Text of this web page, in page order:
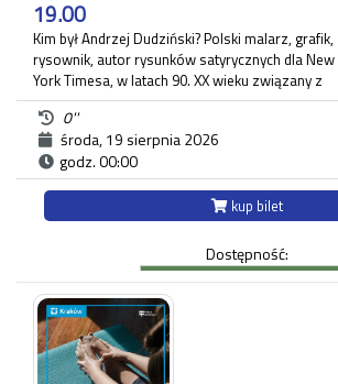
19.00
Kim był Andrzej Dudziński? Polski malarz, grafik,
rysownik, autor rysunków satyrycznych dla New
York Timesa, w latach 90. XX wieku związany z
krakowskim "Tygodnikiem Powszechnym", gdzie
zamieszczał regularnie komentarz polityczny. Na
wystawie pt.: "Andrzej Dudziński. Przypadek
artysty niemożliwego" zaprezentowane zostały
różnorodne prace artysty.
Ekspozycja odbywa się w budynku Strzelnicy na
Woli przy ul. Królowej Jadwigi 220 oraz w Willi
Decjusza (parter), gdzie zgromadzone zostały
projekty graficzne, plakaty, okładki i ilustracja
prasowa autora.
Każdy uczestnik zwiedzania jest zobowiązany do
posiadania własnego biletu.
*Ostatnie wejście na zwiedzanie odbywa się
najpóźniej 45 minut przed zamknięciem.
0''
środa, 19 sierpnia 2026
godz. 00:00
kup bilet
Dostępność: